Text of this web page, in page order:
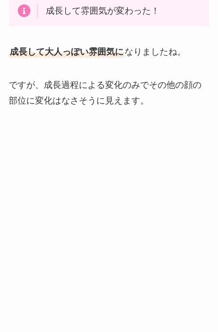
成長して雰囲気が変わった！
成長して大人っぽい雰囲気になりましたね。
ですが、成長過程による変化のみでその他の顔の
部位に変化はなさそうに見えます。